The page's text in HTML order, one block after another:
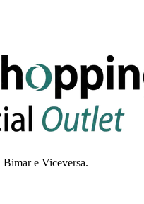
e Viceversa.